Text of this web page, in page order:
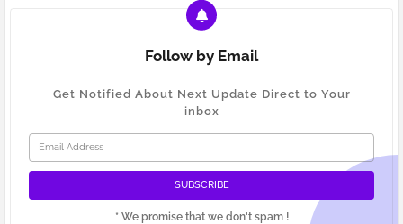
Follow by Email
Get Notified About Next Update Direct to Your
inbox
* We promise that we don't spam !